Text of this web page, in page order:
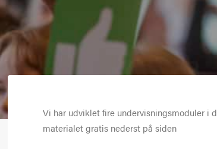
Vi har udviklet fire undervisningsmoduler i
materialet gratis nederst på siden